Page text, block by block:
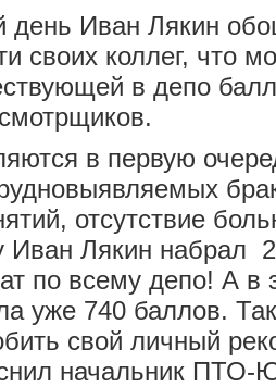
день Иван Лякин
своих коллег, что
в депо
в первую
отсутствие
Иван Лякин набрал
по всему депо! А в
уже 740 баллов.
свой личный
начальник